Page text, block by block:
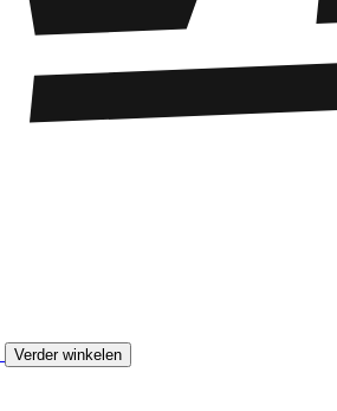
Verder winkelen